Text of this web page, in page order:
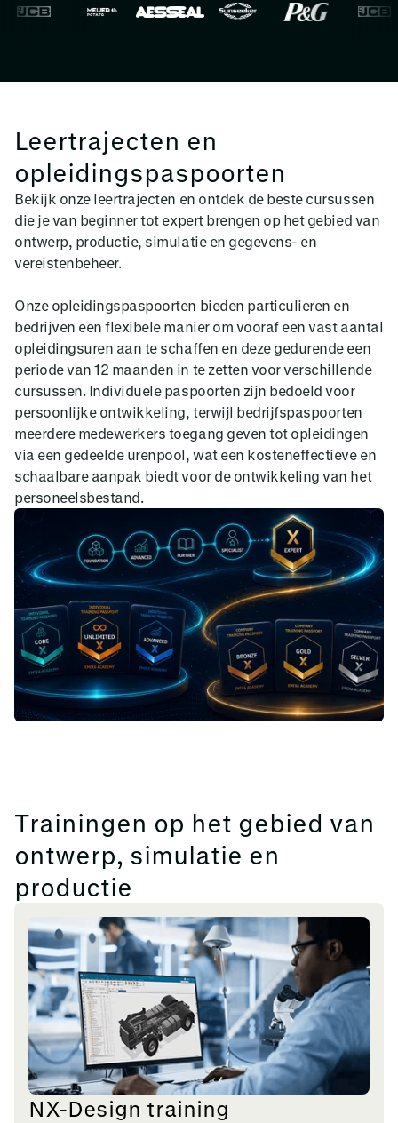
Leertrajecten en
opleidingspaspoorten
Bekijk onze leertrajecten en ontdek de beste cursussen
die je van beginner tot expert brengen op het gebied van
ontwerp, productie, simulatie en gegevens- en
vereistenbeheer.
Onze opleidingspaspoorten bieden particulieren en
bedrijven een flexibele manier om vooraf een vast aantal
opleidingsuren aan te schaffen en deze gedurende een
periode van 12 maanden in te zetten voor verschillende
cursussen. Individuele paspoorten zijn bedoeld voor
persoonlijke ontwikkeling, terwijl bedrijfspaspoorten
meerdere medewerkers toegang geven tot opleidingen
via een gedeelde urenpool, wat een kosteneffectieve en
schaalbare aanpak biedt voor de ontwikkeling van het
personeelsbestand.
Trainingen op het gebied van
ontwerp, simulatie en
productie
NX-Design training